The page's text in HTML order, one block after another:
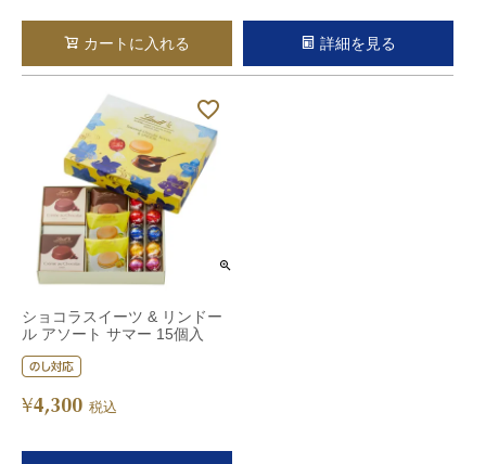
カートに入れる 詳細を見る
ショコラスイーツ & リンドー
ル アソート サマー 15個入
¥4,300 税込